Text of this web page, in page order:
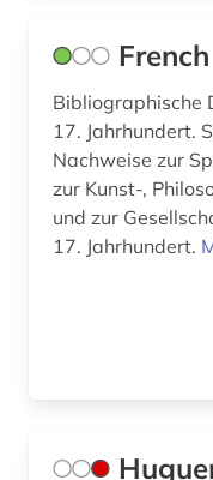
malerei (3)
marke (1)
markt (3)
marokko (1)
Bibliographische
17. Jahrhundert.
Nachweise zur
zur Kunst-,
und zur
17. Jahrhundert.